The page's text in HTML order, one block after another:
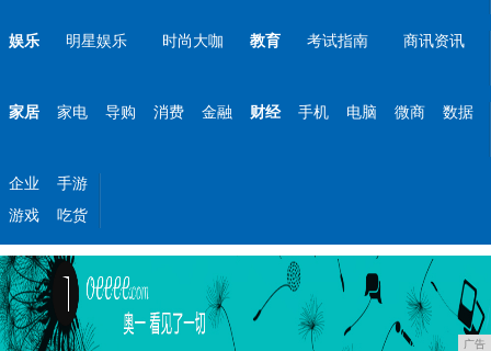
娱乐 明星娱乐 时尚大咖 教育 考试指南 商讯资讯
家居 家电 导购 消费 金融 财经 手机 电脑 微商 数据
企业
手游
游戏
吃货
广告